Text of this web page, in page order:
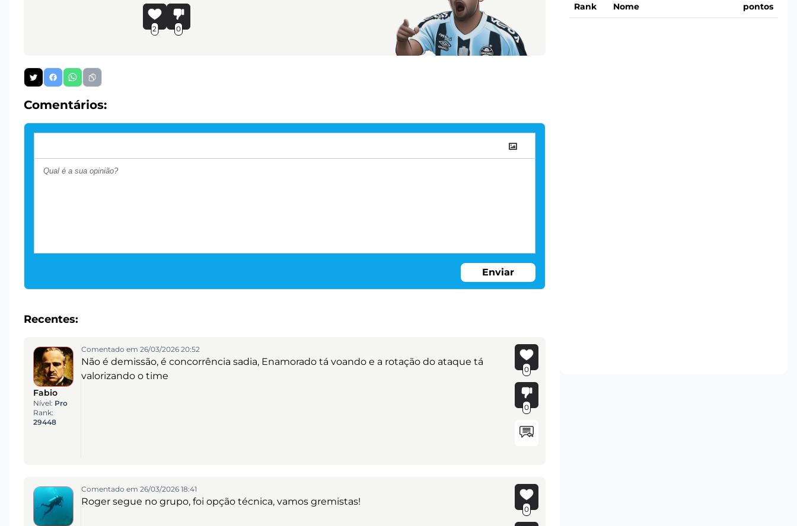
2 0
Comentários:
Enviar
Recentes:
Fabio
Nível: Pro
Rank:
29448
Comentado em 26/03/2026 20:52
Não é demissão, é concorrência sadia, Enamorado tá voando e a rotação do ataque tá
valorizando o time
0
0
Comentado em 26/03/2026 18:41
Roger segue no grupo, foi opção técnica, vamos gremistas!
0
Rank Nome pontos